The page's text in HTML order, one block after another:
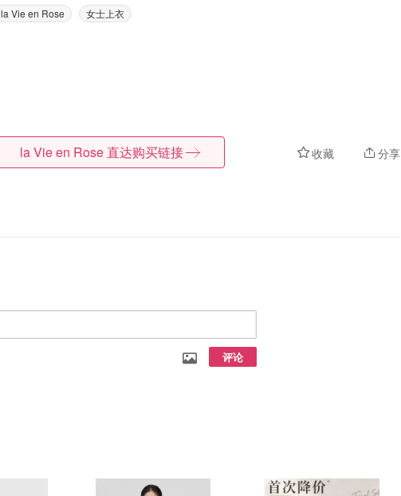
la Vie en Rose 女士上衣
收藏 分享
la Vie en Rose 直达购买链接
评论